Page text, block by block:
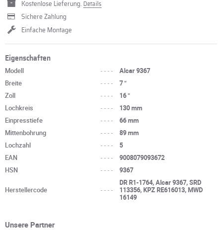
Kostenlose Lieferung. Details
Sichere Zahlung
Einfache Montage
Eigenschaften
Modell ----
Alcar 9367
Breite
----
7 "
Zoll
----
16 "
Lochkreis
----
130 mm
Einpresstiefe
----
66 mm
Mittenbohrung
----
89 mm
Lochzahl
----
5
EAN
----
9008079093672
HSN
---- 9367
Herstellercode ----
DR R1-1764, Alcar 9367, SRD
113356, KPZ RE616013, MWD
16149
Unsere Partner